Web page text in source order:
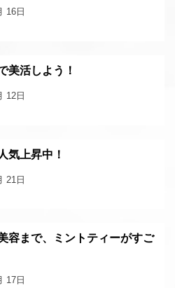
16日
美活しよう！
12日
気上昇中！
21日
容まで、ミントティーがすご
17日